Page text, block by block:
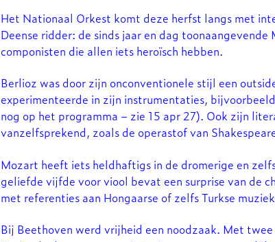
Het Nationaal Orkest komt deze herfst langs met
Deense ridder: de sinds jaar en dag
componisten die allen iets heroïsch hebben.
Berlioz was door zijn onconventionele stijl een
experimenteerde in zijn instrumentaties,
nog op het programma – zie 15 apr 27). Ook zijn
vanzelfsprekend, zoals de operastof van
Mozart heeft iets heldhaftigs in de dromerige en
geliefde vijfde voor viool bevat een surprise van de
met referenties aan Hongaarse of zelfs Turkse
Bij Beethoven werd vrijheid een noodzaak. Met
Inzoomen